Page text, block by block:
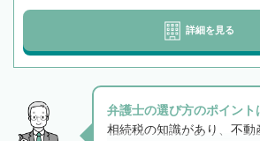
詳細を見る
弁護士の選び方のポイント
相続税の知識があり、不動